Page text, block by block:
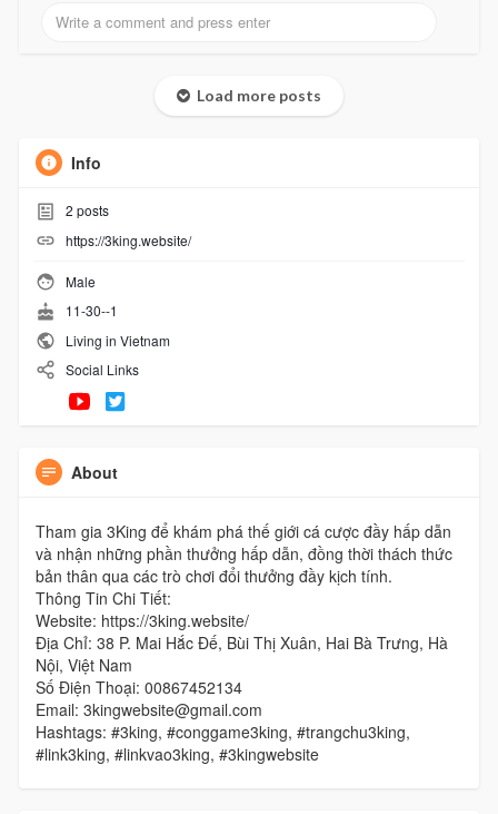
Load more posts
Info
2 posts
https://3king.website/
Male
11-30--1
Living in Vietnam
Social Links
About
Tham gia 3King để khám phá thế giới cá cược đầy hấp dẫn
và nhận những phần thưởng hấp dẫn, đồng thời thách thức
bản thân qua các trò chơi đổi thưởng đầy kịch tính.
Thông Tin Chi Tiết:
Website: https://3king.website/
Địa Chỉ: 38 P. Mai Hắc Đế, Bùi Thị Xuân, Hai Bà Trưng, Hà
Nội, Việt Nam
Số Điện Thoại: 00867452134
Email: 3kingwebsite@gmail.com
Hashtags: #3king, #conggame3king, #trangchu3king,
#link3king, #linkvao3king, #3kingwebsite